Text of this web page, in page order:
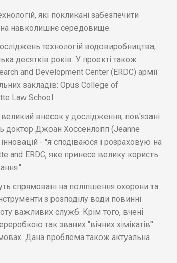
які покликані забезпечити
навколишнє середовище.
технологій водовиробництва,
десятків років. У проекті також
and Development Center (ERDC) армії
закладів: Opus College of
Law School.
внесок у дослідження, пов'язані
доктор Джоан Хоссенлопп (Jeanne
- "я сподіваюся і розраховую на
and ERDC, яке принесе велику користь
спрямовані на поліпшення охорони та
з розподілу води повинні
важливих служб. Крім того, вчені
так званих "вічних хімікатів"
Дана проблема також актуальна